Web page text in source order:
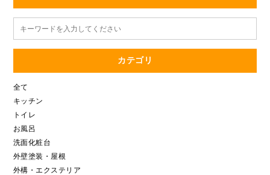
カテゴリ
全て
キッチン
トイレ
お風呂
洗面化粧台
外壁塗装・屋根
外構・エクステリア